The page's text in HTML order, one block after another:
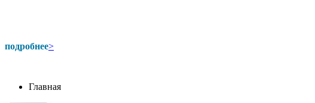
подробнее>
Главная